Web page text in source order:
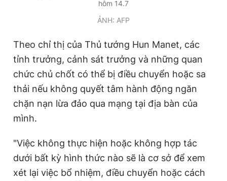
hôm 14.7
ẢNH: AFP
Theo chỉ thị của Thủ tướng Hun Manet, các
tỉnh trưởng, cảnh sát trưởng và những quan
chức chủ chốt có thể bị điều chuyển hoặc sa
thải nếu không quyết tâm hành động ngăn
chặn nạn lừa đảo qua mạng tại địa bàn của
mình.
"Việc không thực hiện hoặc không hợp tác
dưới bất kỳ hình thức nào sẽ là cơ sở để xem
xét lại việc bổ nhiệm, điều chuyển hoặc cách